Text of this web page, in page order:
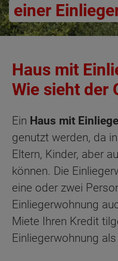
einer
Haus mit
Wie sieht der
Ein Haus mit
genutzt werden, da
Eltern, Kinder, aber
können. Die
eine oder zwei
Einliegerwohnung
Miete Ihren Kredit
Einliegerwohnung